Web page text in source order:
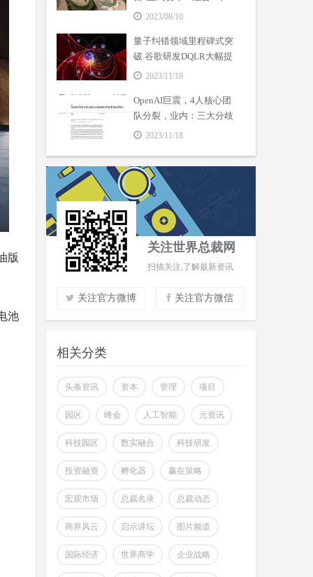
版
池
VR等数字技术
2023/08/10
量子纠错领域里程碑式突
破 谷歌研发DQLR大幅提
高量子计算机可靠性
2023/11/18
OpenAI巨震，4人核心团
队分裂，业内：三大分歧
成焦点
2023/11/18
关注世界总裁网
扫描关注,了解最新资讯
关注官方微博 关注官方微信
掌握市场风云动态
改变你所看到的世界
相关分类
头条资讯 资本 管理 项目
园区 峰会 人工智能 元资讯
科技园区 数实融合 科技研发
投资融资 孵化器 赢在策略
宏观市场 总裁名录 总裁动态
商界风云 启示讲坛 图片频道
国际经济 世界商学 企业战略